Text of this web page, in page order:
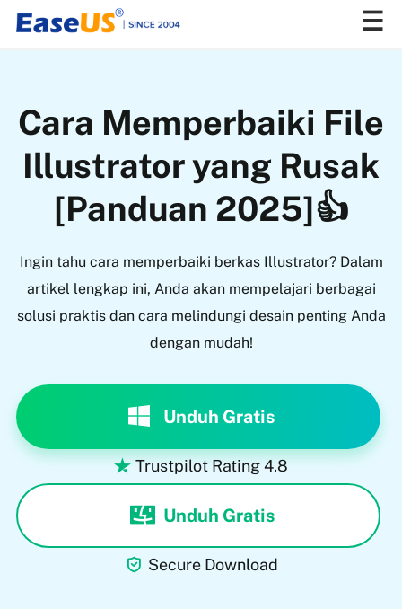
EaseUS
Cara Memperbaiki File
Illustrator yang Rusak
[Panduan 2025]👍
Ingin tahu cara memperbaiki berkas Illustrator? Dalam
artikel lengkap ini, Anda akan mempelajari berbagai
solusi praktis dan cara melindungi desain penting Anda
dengan mudah!
Unduh Gratis
 Trustpilot Rating 4.8
Unduh Gratis
 Secure Download